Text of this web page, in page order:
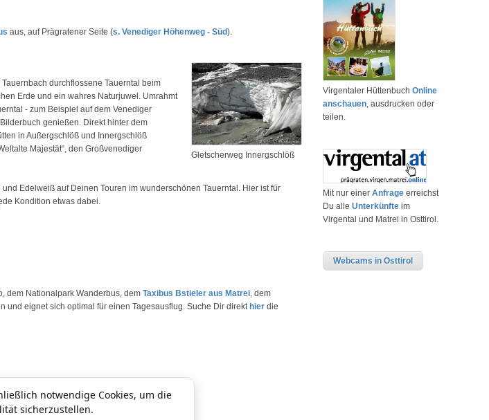
notwendige Cookies, um die
sicherzustellen.
aus, auf Prägratener Seite (s. Venediger Höhenweg - Süd).
Gletscherweg Innergschlöß
durchflossene Tauerntal beim
Erde und ein wahres Naturjuwel. Umrahmt
- zum Beispiel auf dem Venediger
genießen. Direkt hinter dem
in Außergschlöß und Innergschlöß
Majestät“, den Großvenediger
Edelweiß auf Deinen Touren im wunderschönen Tauerntal. Hier ist für
Kondition etwas dabei.
dem Nationalpark Wanderbus, dem Taxibus Bstieler aus Matrei, dem
und eignet sich optimal für einen Tagesausflug. Suche Dir direkt hier die
Virgentaler Hüttenbuch Online
anschauen, ausdrucken oder
teilen.
Mit nur einer Anfrage erreichst
Du alle Unterkünfte im
Virgental und Matrei in Osttirol.
Webcams in Osttirol